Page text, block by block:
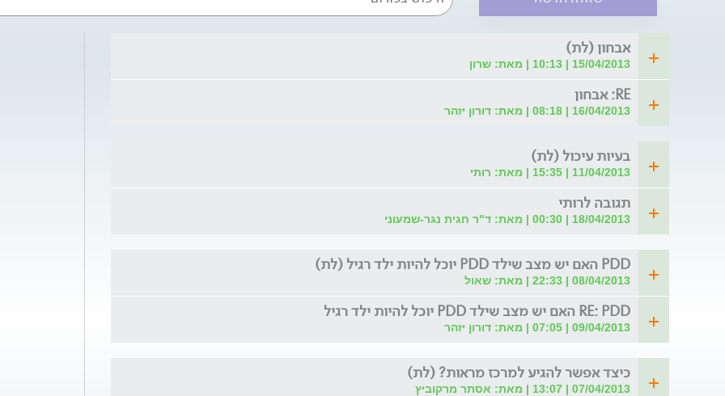
אבחון (לת)
15/04/2013 | 10:13 | מאת: שרון
RE: אבחון
16/04/2013 | 08:18 | מאת: דורון יזהר
בעיות עיכול (לת)
11/04/2013 | 15:35 | מאת: רותי
תגובה לרותי
18/04/2013 | 00:30 | מאת: ד"ר חגית נגר-שמעוני
PDD האם יש מצב שילד PDD יוכל להיות ילד רגיל (לת)
08/04/2013 | 22:33 | מאת: שאול
RE: PDD האם יש מצב שילד PDD יוכל להיות ילד רגיל
09/04/2013 | 07:05 | מאת: דורון יזהר
כיצד אפשר להגיע למרכז מראות? (לת)
07/04/2013 | 13:07 | מאת: אסתר מרקוביץ